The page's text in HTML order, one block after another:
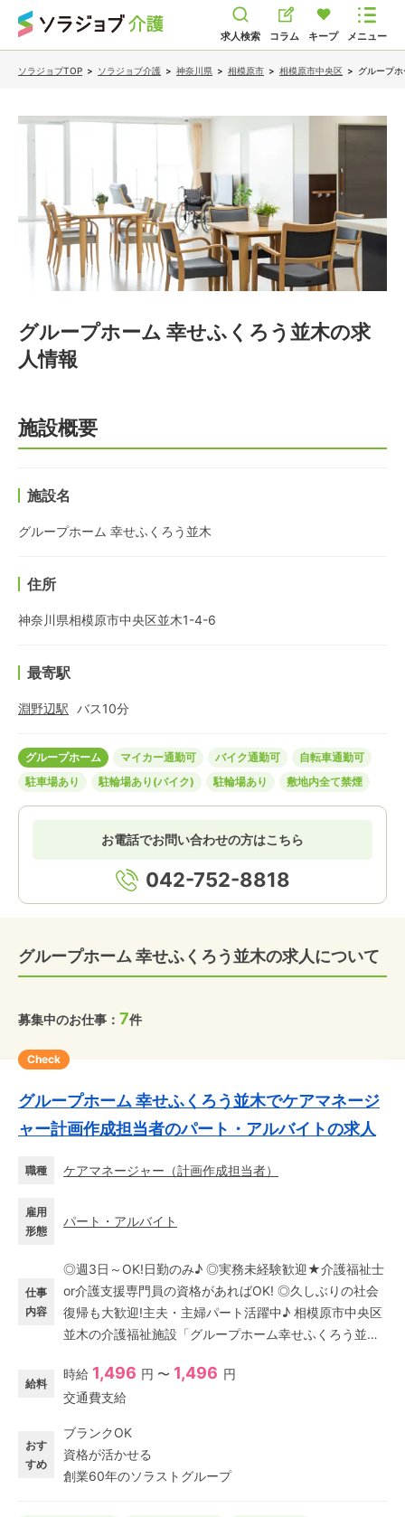
求人検索 コラム キープ メニュー
ソラジョブTOP > ソラジョブ介護 > 神奈川県 > 相模原市 > 相模原市中央区 > グループ
グループホーム 幸せふくろう並木の求
人情報
施設概要
施設名
グループホーム 幸せふくろう並木
住所
神奈川県相模原市中央区並木1-4-6
最寄駅
淵野辺駅 バス10分
グループホーム マイカー通勤可 バイク通勤可
自転車通勤可
駐車場あり
駐輪場あり(バイク) 駐輪場あり 敷地内全て禁煙
お電話でお問い合わせの方はこちら
042-752-8818
グループホーム 幸せふくろう並木の求人について
募集中のお仕事： 7件
Check
グループホーム 幸せふくろう並木でケアマネージ
ャー計画作成担当者のパート・アルバイトの求人
職種 ケアマネージャー （計画作成担当者）
雇用
形態
パート・アルバイト
仕事
内容
◎週3日～OK!日勤のみ♪ ◎実務未経験歓迎★介護福祉士
or介護支援専門員の資格があればOK! ◎久しぶりの社会
復帰も大歓迎!主夫・主婦パート活躍中♪ 相模原市中央区
並木の介護福祉施設「グループホーム幸せふくろう並
集!
給料
時給 1,496 円 〜 1,496 円
交通費支給
おす
すめ
ブランクOK
資格が活かせる
創業60年のソラストグループ